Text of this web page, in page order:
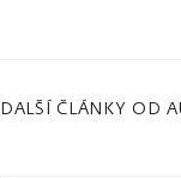
DALŠÍ ČLÁNKY OD